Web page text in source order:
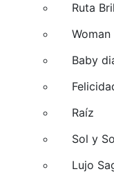
Ruta
Woman
Baby
Raíz
Sol y
Lujo